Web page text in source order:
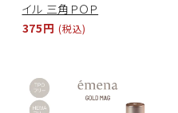
イル 三角ＰＯＰ
375円 (税込)